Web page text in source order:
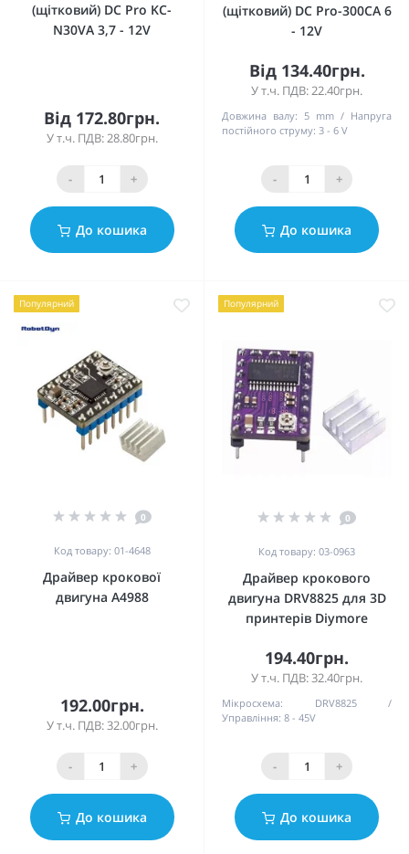
(щітковий) DC Pro KC-
N30VA 3,7 - 12V
Від 172.80грн.
У т.ч. ПДВ: 28.80грн.
- +
До кошика
(щітковий) DC Pro-300CA 6
- 12V
Від 134.40грн.
У т.ч. ПДВ: 22.40грн.
Довжина валу: 5 mm
Напруга
постійного струму: 3 - 6 V
- +
До кошика
Популярний
0
Код товару: 01-4648
Драйвер крокової
двигуна A4988
192.00грн.
У т.ч. ПДВ: 32.00грн.
- +
До кошика
Популярний
0
Код товару: 03-0963
Драйвер крокового
двигуна DRV8825 для 3D
принтерів Diymore
194.40грн.
У т.ч. ПДВ: 32.40грн.
Мікросхема:
DRV8825
Управління: 8 - 45V
- +
До кошика